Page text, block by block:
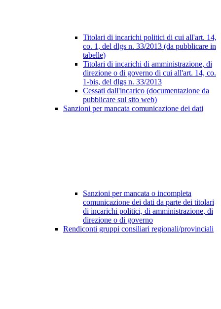
Titolari di incarichi politici di cui all'art. 14,
co. 1, del dlgs n. 33/2013 (da pubblicare in
tabelle)
Titolari di incarichi di amministrazione, di
direzione o di governo di cui all'art. 14, co.
1-bis, del dlgs n. 33/2013
Cessati dall'incarico (documentazione da
pubblicare sul sito web)
Sanzioni per mancata comunicazione dei dati
Sanzioni per mancata o incompleta
comunicazione dei dati da parte dei titolari
di incarichi politici, di amministrazione, di
direzione o di governo
Rendiconti gruppi consiliari regionali/provinciali